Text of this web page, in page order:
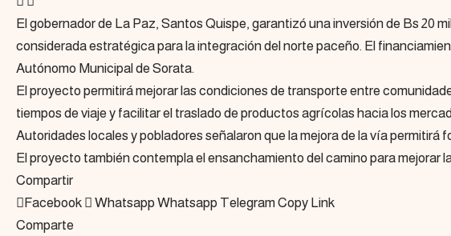
El gobernador de La Paz, Santos Quispe, garantizó una inversión de Bs 20
considerada estratégica para la integración del norte paceño. El
Autónomo Municipal de Sorata.
El proyecto permitirá mejorar las condiciones de transporte entre
tiempos de viaje y facilitar el traslado de productos agrícolas hacia los
Autoridades locales y pobladores señalaron que la mejora de la vía
El proyecto también contempla el ensanchamiento del camino para mejorar
Compartir
Facebook
Whatsapp Whatsapp TelegramCopy Link
Comparte